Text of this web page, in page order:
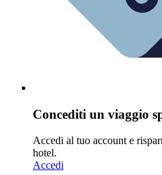
Concediti un viaggio
Accedi al tuo account e
hotel.
Accedi